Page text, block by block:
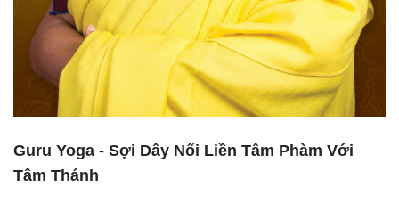
Guru Yoga - Sợi Dây Nối Liền Tâm Phàm Với
Tâm Thánh